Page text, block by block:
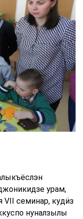
урам,
семинар, кудӥз
нуналзылы